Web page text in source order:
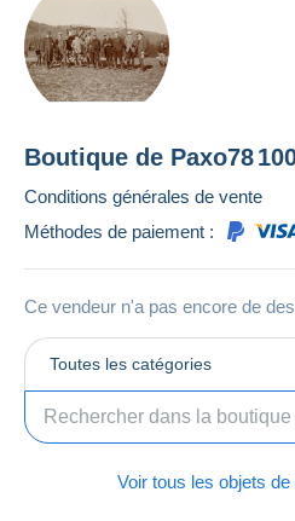
Boutique de Paxo78
Conditions générales de vente
Méthodes de paiement :
Ce vendeur n'a pas encore de
Toutes les catégories
Voir tous les objets